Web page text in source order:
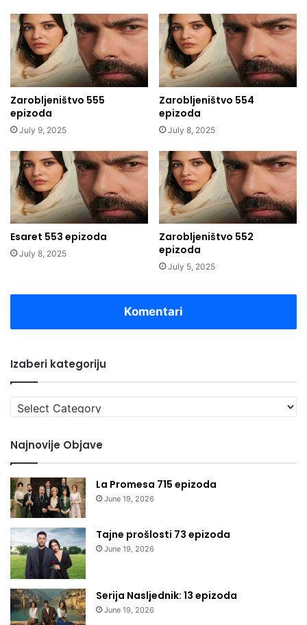
Zarobljeništvo 555
epizoda
July 9, 2025
Zarobljeništvo 554
epizoda
July 8, 2025
Esaret 553 epizoda
July 8, 2025
Zarobljeništvo 552
epizoda
July 5, 2025
Komentari
Izaberi kategoriju
Izaberi
kategoriju
Najnovije Objave
La Promesa 715 epizoda
June 19, 2026
Tajne prošlosti 73 epizoda
June 19, 2026
Serija Nasljednik: 13 epizoda
June 19, 2026